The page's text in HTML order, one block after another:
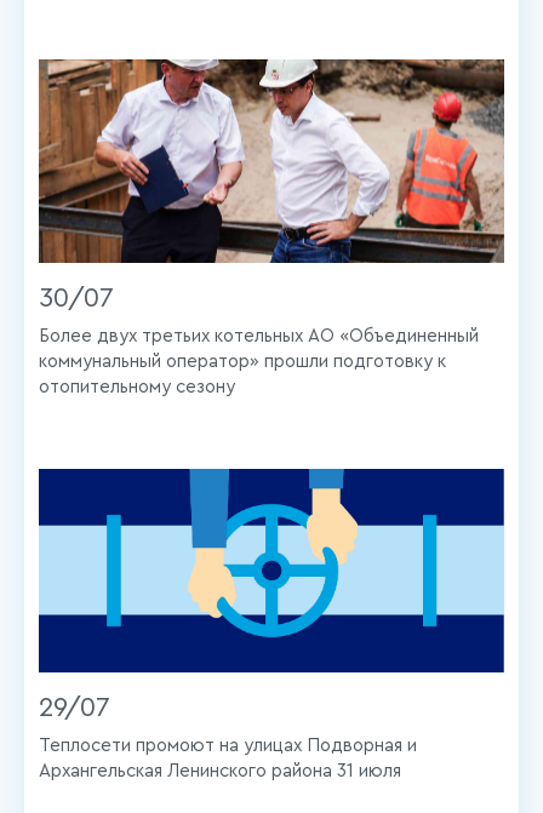
30/07
Более двух третьих котельных АО «Объединенный
коммунальный оператор» прошли подготовку к
отопительному сезону
29/07
Теплосети промоют на улицах Подворная и
Архангельская Ленинского района 31 июля